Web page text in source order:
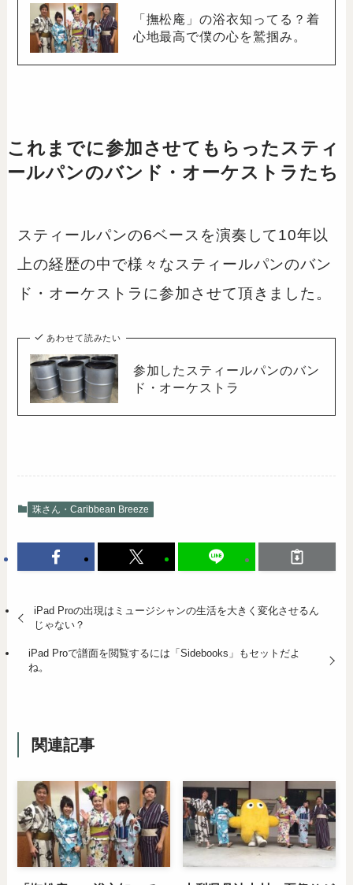
「撫松庵」の浴衣知ってる？着
心地最高で僕の心を鷲掴み。
これまでに参加させてもらったスティ
ールパンのバンド・オーケストラたち
スティールパンの6ベースを演奏して10年以
上の経歴の中で様々なスティールパンのバン
ド・オーケストラに参加させて頂きました。
あわせて読みたい
参加したスティールパンのバン
ド・オーケストラ
珠さん・Caribbean Breeze
iPad Proの出現はミュージシャンの生活を大きく変化させるん
じゃない？
iPad Proで譜面を閲覧するには「Sidebooks」もセットだよ
ね。
関連記事